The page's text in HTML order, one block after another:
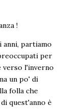
!
anni, partiamo
per
verso l'inverno
un po' di
folla che
quest'anno è